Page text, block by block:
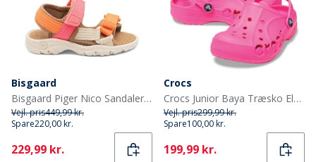
Bisgaard
Bisgaard Piger Nico Sandaler Pink
Vejl. pris449,99 kr.
Spare220,00 kr.
Current
229,99 kr.
Crocs
Crocs Junior Baya Træsko Elektrisk Rosa
Vejl. pris299,99 kr.
Spare100,00 kr.
Current
199,99 kr.